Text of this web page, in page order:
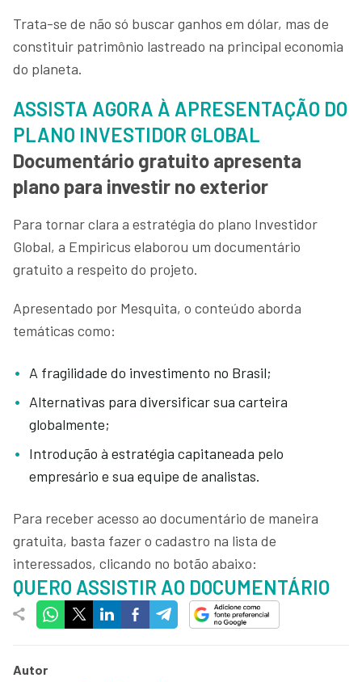
Trata-se de não só buscar ganhos em dólar, mas de
constituir patrimônio lastreado na principal economia
do planeta.
ASSISTA AGORA À APRESENTAÇÃO DO
PLANO INVESTIDOR GLOBAL
Documentário gratuito apresenta
plano para investir no exterior
Para tornar clara a estratégia do plano Investidor
Global, a Empiricus elaborou um documentário
gratuito a respeito do projeto.
Apresentado por Mesquita, o conteúdo aborda
temáticas como:
A fragilidade do investimento no Brasil;
Alternativas para diversificar sua carteira
globalmente;
Introdução à estratégia capitaneada pelo
empresário e sua equipe de analistas.
Para receber acesso ao documentário de maneira
gratuita, basta fazer o cadastro na lista de
interessados, clicando no botão abaixo:
QUERO ASSISTIR AO DOCUMENTÁRIO
Autor